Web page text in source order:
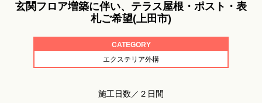
玄関フロア増築に伴い、テラス屋根・ポスト・表
札ご希望(上田市)
CATEGORY
エクステリア外構
施工日数／２日間